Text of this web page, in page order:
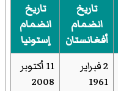
تاريخ
انضمام
أفغانستان
تاريخ
انضمام
إستونيا
2 فبراير
1961
11 أكتوبر
2008